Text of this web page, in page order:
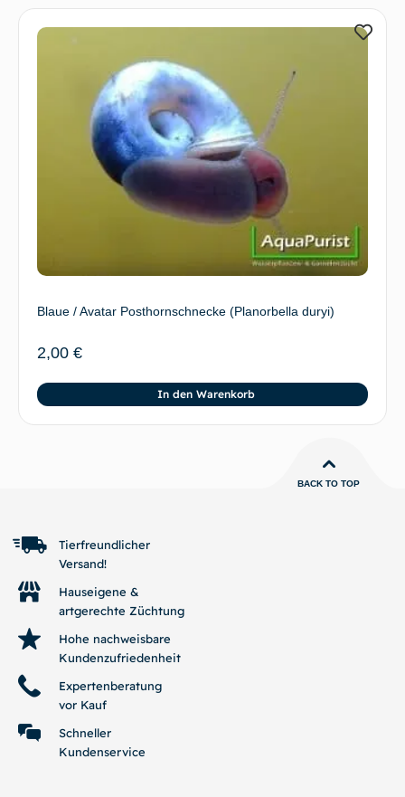
Blaue / Avatar Posthornschnecke (Planorbella duryi)
2,00 €
In den Warenkorb
BACK TO TOP
Tierfreundlicher
Versand!
Hauseigene &
artgerechte Züchtung
Hohe nachweisbare
Kundenzufriedenheit
Expertenberatung
vor Kauf
Schneller
Kundenservice